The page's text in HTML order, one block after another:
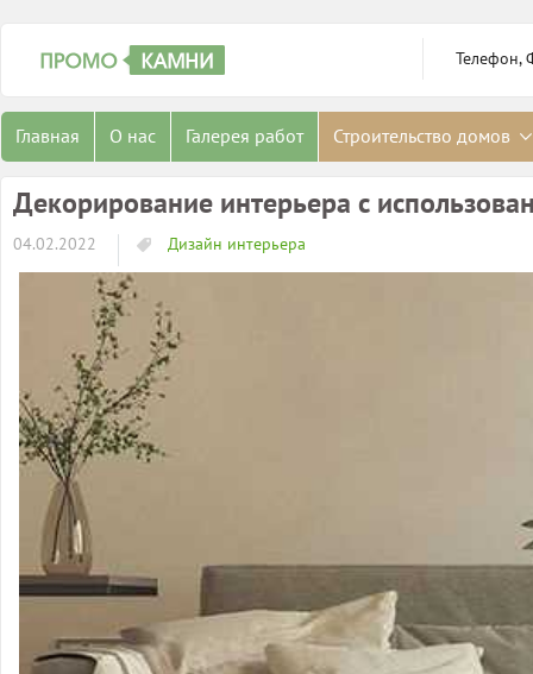
Телефон,
Главная О нас Галерея работ Строительство домов
Декорирование интерьера с
04.02.2022 Дизайн интерьера